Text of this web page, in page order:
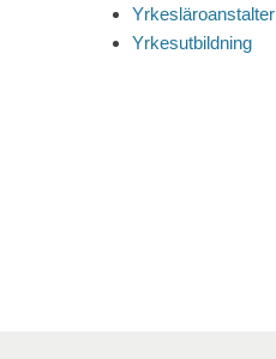
Yrkesläroanstalter
Yrkesutbildning